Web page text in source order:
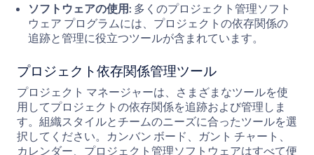
ソフトウェアの使用: 多くのプロジェクト管理ソフト
ウェア プログラムには、プロジェクトの依存関係の
追跡と管理に役立つツールが含まれています。
プロジェクト依存関係管理ツール
プロジェクト マネージャーは、さまざまなツールを使
用してプロジェクトの依存関係を追跡および管理しま
す。組織スタイルとチームのニーズに合ったツールを選
択してください。カンバン ボード、ガント チャート、
カレンダー、プロジェクト管理ソフトウェアはすべて便